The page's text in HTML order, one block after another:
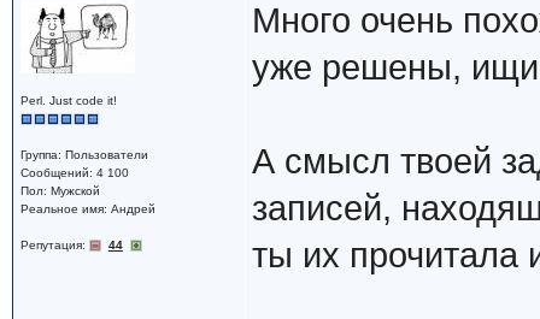
Perl. Just code it!
Группа: Пользователи
Сообщений: 4 100
Пол: Мужской
Реальное имя: Андрей
Репутация: 44
Много очень
уже решены, ищи
А смысл твоей
записей,
ты их прочитала